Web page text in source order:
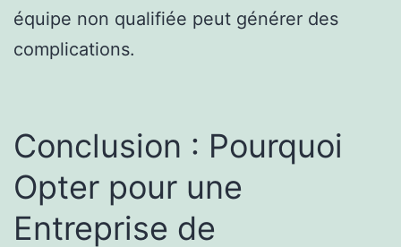
équipe non qualifiée peut générer des
complications.
Conclusion : Pourquoi
Opter pour une
Entreprise de